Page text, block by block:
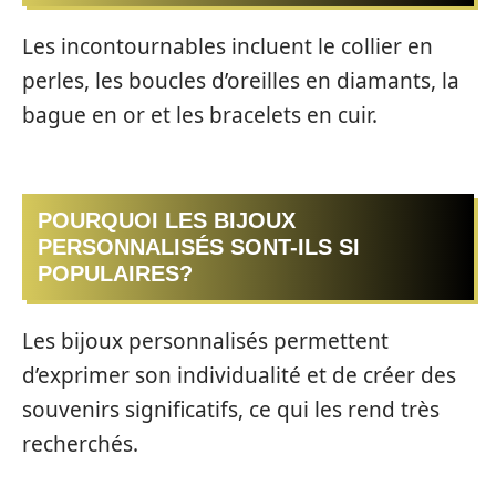
Les incontournables incluent le collier en
perles, les boucles d’oreilles en diamants, la
bague en or et les bracelets en cuir.
POURQUOI LES BIJOUX
PERSONNALISÉS SONT-ILS SI
POPULAIRES?
Les bijoux personnalisés permettent
d’exprimer son individualité et de créer des
souvenirs significatifs, ce qui les rend très
recherchés.